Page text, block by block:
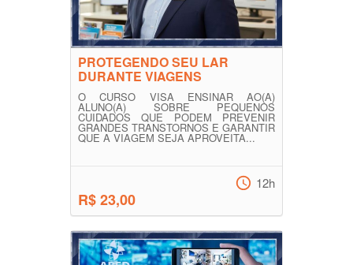
PROTEGENDO SEU LAR
DURANTE VIAGENS
O CURSO VISA ENSINAR AO(A)
ALUNO(A) SOBRE PEQUENOS
CUIDADOS QUE PODEM PREVENIR
GRANDES TRANSTORNOS E GARANTIR
QUE A VIAGEM SEJA APROVEITA...
R$ 23,00
12h